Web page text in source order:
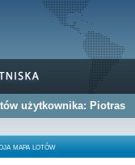
użytkownika: Piotras
mapa lotów